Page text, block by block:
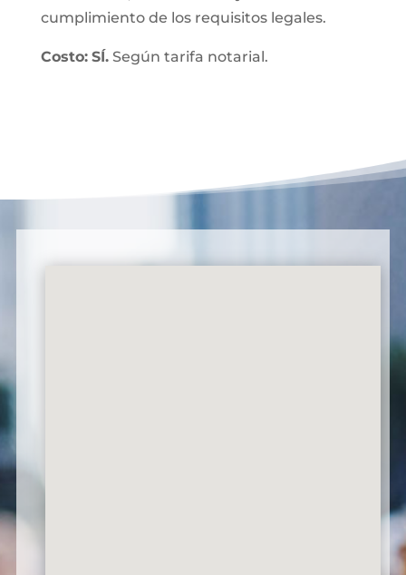
cumplimiento de los requisitos legales.
Costo: SÍ.Según tarifa notarial.